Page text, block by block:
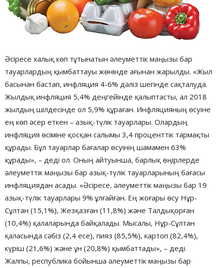
Әсіресе халық көп тұтынатын әлеуметтік маңызы бар
тауарлардың қымбаттауы жөнінде ағынан жарылды. «Жыл
басынан бастап, инфляция 4-6% дәліз шегінде сақталуда.
Жылдық инфляция 5,4% деңгейінде қалыптасты, ал 2018
жылдың шілдесінде ол 5,9% құраған. Инфляцияның өсуіне
ең көп әсер еткен – азық-түлік тауарлары. Олардың
инфляция өсіміне қосқан салымы 3,4 проценттік тармақты
құрады. Бұл тауарлар бағалар өсуінің шамамен 63%
құрады», – деді ол. Оның айтуынша, барлық өңірлерде
әлеуметтік маңызы бар азық-түлік тауарларының бағасы
инфляциядан асады. «Әсіресе, әлеуметтік маңызы бар 19
азық-түлік тауарлары 9% ұлғайған. Ең жоғары өсу Нұр-
Сұлтан (15,1%), Жезқазған (11,8%) және Талдықорған
(10,4%) қалаларында байқалады. Мысалы, Нұр-Сұлтан
қаласында сәбіз (2,4 есе), пияз (85,5%), картоп (82,4%),
күріш (21,6%) және ұн (20,8%) қымбаттады», – деді.
Жалпы, республика бойынша әлеуметтік маңызы бар